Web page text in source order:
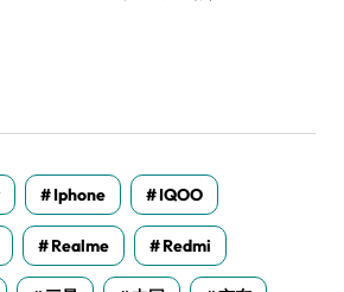
Iphone IQOO
Realme Redmi